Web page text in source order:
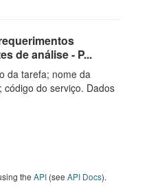
de análise - P...
da tarefa; nome da
do serviço. Dados
the API (see API Docs).